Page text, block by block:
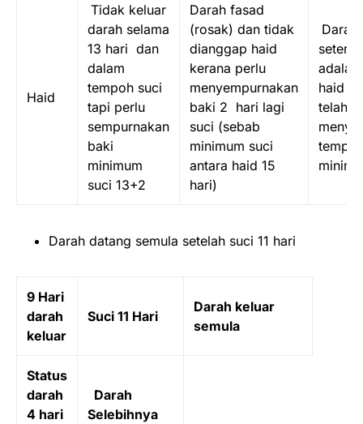
Haid
Tidak keluar
darah selama
13 hari dan
dalam
tempoh suci
tapi perlu
sempurnakan
baki
minimum
suci 13+2
Darah fasad
(rosak) dan tidak
dianggap haid
kerana perlu
menyempurnakan
baki 2 hari lagi
suci (sebab
minimum suci
antara haid 15
hari)
Darah
adalah
haid
telah
Darah datang semula setelah suci 11 hari
9 Hari
darah
keluar
Suci 11 Hari
Darah keluar
semula
Status
darah
4 hari
Darah
Selebihnya